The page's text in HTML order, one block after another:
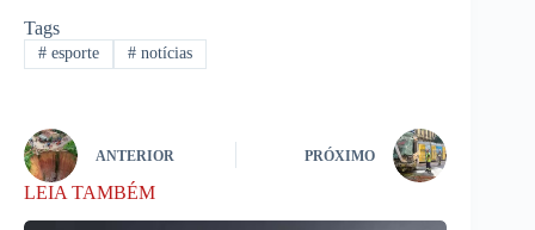
Tags
#esporte #notícias
ANTERIOR PRÓXIMO
LEIA TAMBÉM